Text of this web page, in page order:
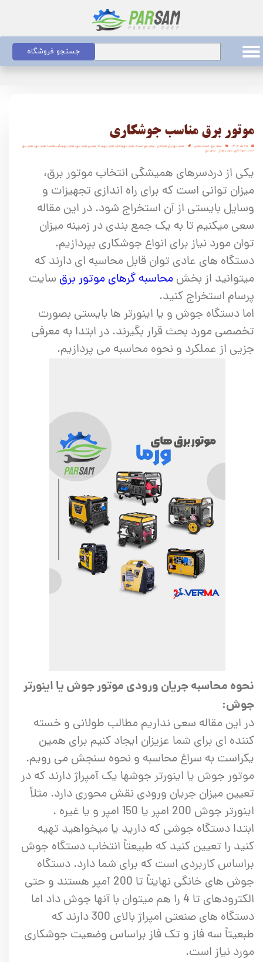
جستجو فروشگاه
موتور برق مناسب جوشکاری
۲۵ مهر ۱۴۰۲ موتور برق،اینورتر جوش موتور برق برای جوشکاری،موتور برق اسپینا،موتور برق ولکانو،موتور برق ورما،بهترین موتور برق،موتور برق ویگو،مقایسه موتور برق،موتور برق
مناسب جوشکاری،اینورتر جوش،موتور برق
یکی از دردسرهای همیشگی انتخاب موتور برق،
میزان توانی است که برای راه اندازی تجهیزات و
وسایل بایستی از آن استخراج شود. در این مقاله
سعی میکنیم تا به یک جمع بندی در زمینه میزان
توان مورد نیاز برای انواع جوشکاری بپردازیم.
دستگاه های عادی توان قابل محاسبه ای دارند که
میتوانید از بخش محاسبه گرهای موتور برق سایت
پرسام استخراج کنید.
اما دستگاه جوش و یا اینورتر ها بایستی بصورت
تخصصی مورد بحث قرار بگیرند. در ابتدا به معرفی
جزیی از عملکرد و نحوه محاسبه می پردازیم.
نحوه محاسبه جریان ورودی موتور جوش یا اینورتر
جوش:
در این مقاله سعی نداریم مطالب طولانی و خسته
کننده ای برای شما عزیزان ایجاد کنیم برای همین
یکراست به سراغ محاسبه و نحوه سنجش می رویم.
موتور جوش یا اینورتر جوشها یک آمپراژ دارند که در
تعیین میزان جریان ورودی نقش محوری دارد. مثلاً
اینورتر جوش 200 امپر یا 150 امپر و یا غیره .
ابتدا دستگاه جوشی که دارید یا میخواهید تهیه
کنید را تعیین کنید که طبیعتاً انتخاب دستگاه جوش
براساس کاربردی است که برای شما دارد. دستگاه
جوش های خانگی نهایتاً تا 200 آمپر هستند و حتی
الکترودهای تا 4 را هم میتوان با آنها جوش داد اما
دستگاه های صنعتی امپراژ بالای 300 دارند که
طبعیتاً سه فاز و تک فاز براساس وضعیت جوشکاری
مورد نیاز است.